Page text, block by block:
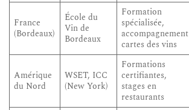
France
(Bordeaux)
École du
Vin de
Bordeaux
Formation
spécialisée,
accompagnement
cartes des vins
Amérique
du Nord
WSET, ICC
(New York)
Formations
certifiantes,
stages en
restaurants